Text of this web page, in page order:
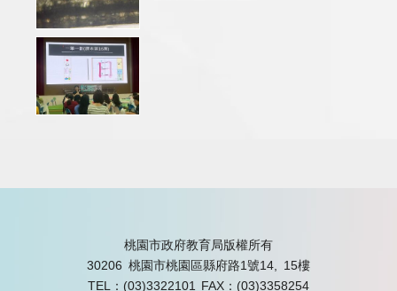
桃園市政府教育局版權所有
30206 桃園市桃園區縣府路1號14, 15樓
TEL：(03)3322101 FAX：(03)3358254